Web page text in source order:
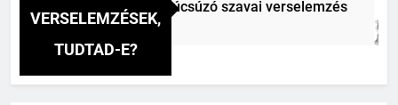
VERSELEMZÉSEK,
TUDTAD-E?
Mihály: A fársáng búcsúzó szavai verselemzés